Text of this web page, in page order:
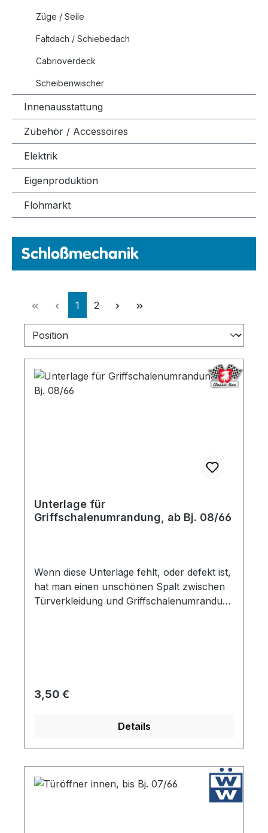
Züge / Seile
Faltdach / Schiebedach
Cabrioverdeck
Scheibenwischer
Innenausstattung
Zubehör / Accessoires
Elektrik
Eigenproduktion
Flohmarkt
Schloßmechanik
Seite
1 Seite
2
Unterlage für
Griffschalenumrandung, ab Bj. 08/66
Wenn diese Unterlage fehlt, oder defekt ist,
hat man einen unschönen Spalt zwischen
Türverkleidung und Griffschalenumrandung
Regulärer Preis:
3,50 €
Details